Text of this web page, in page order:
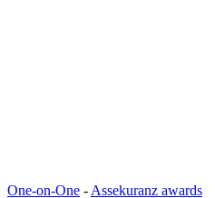
One-on-One - Assekuranz awards